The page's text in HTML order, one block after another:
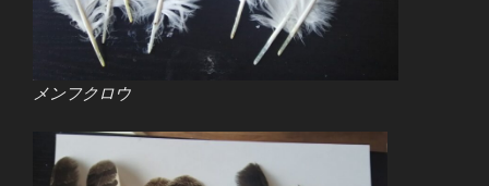
メンフクロウ